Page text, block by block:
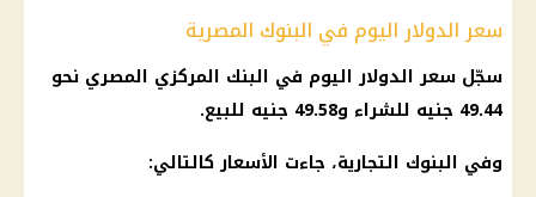
سعر الدولار اليوم في البنوك المصرية
سجّل سعر الدولار اليوم في البنك المركزي المصري نحو
49.44 جنيه للشراء و49.58 جنيه للبيع.
وفي البنوك التجارية، جاءت الأسعار كالتالي: